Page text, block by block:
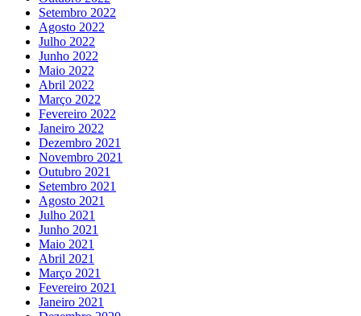
Setembro 2022
Agosto 2022
Julho 2022
Junho 2022
Maio 2022
Abril 2022
Março 2022
Fevereiro 2022
Janeiro 2022
Dezembro 2021
Novembro 2021
Outubro 2021
Setembro 2021
Agosto 2021
Julho 2021
Junho 2021
Maio 2021
Abril 2021
Março 2021
Fevereiro 2021
Janeiro 2021